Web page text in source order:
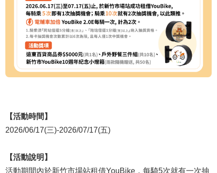
【活動時間】
2026/06/17(三)-2026/07/17(五)
【活動說明】
活動期間內於新竹市場站租借YouBike，每騎5次就有一次抽